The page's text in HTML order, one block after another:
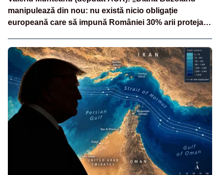
manipulează din nou: nu există nicio obligație
europeană care să impună României 30% arii protejate